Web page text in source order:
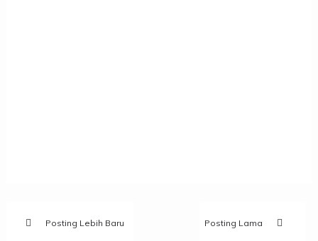
Posting Lebih Baru Posting Lama